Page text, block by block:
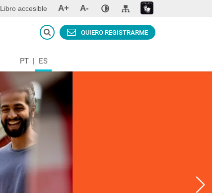
Libro accesible A+ A-
PT | ES
QUIERO REGISTRARME